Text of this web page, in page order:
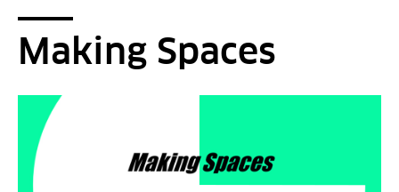
Seitenpfad
Making Spaces